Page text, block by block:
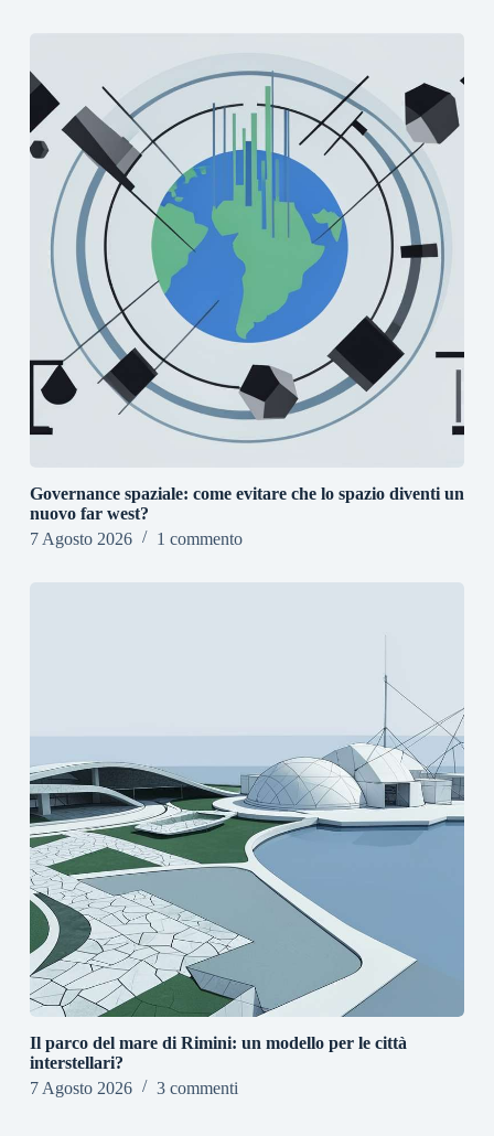
Governance spaziale: come evitare che lo spazio diventi un
nuovo far west?
7 Agosto 2026
1 commento
Il parco del mare di Rimini: un modello per le città
interstellari?
7 Agosto 2026
3 commenti